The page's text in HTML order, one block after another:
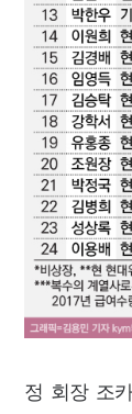
정 회장 조